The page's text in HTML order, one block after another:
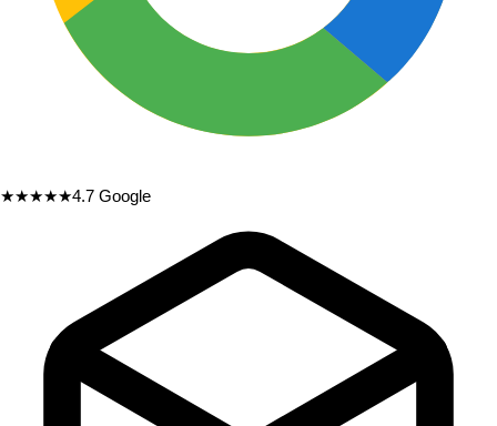
★★★★★4.7 Google